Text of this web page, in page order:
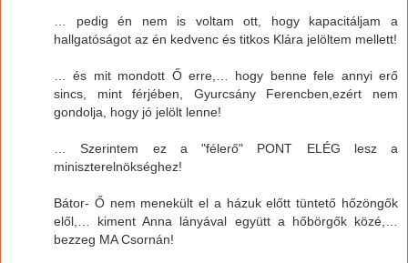
… pedig én nem is voltam ott, hogy kapacitáljam a
hallgatóságot az én kedvenc és titkos Klára jelöltem mellett!
… és mit mondott Ő erre,… hogy benne fele annyi erő
sincs, mint férjében, Gyurcsány Ferencben,ezért nem
gondolja, hogy jó jelölt lenne!
… Szerintem ez a "félerő" PONT ELÉG lesz a
miniszterelnökséghez!
Bátor- Ő nem menekült el a házuk előtt tüntető hőzöngők
elől,… kiment Anna lányával együtt a hőbörgők közé,…
bezzeg MA Csornán!